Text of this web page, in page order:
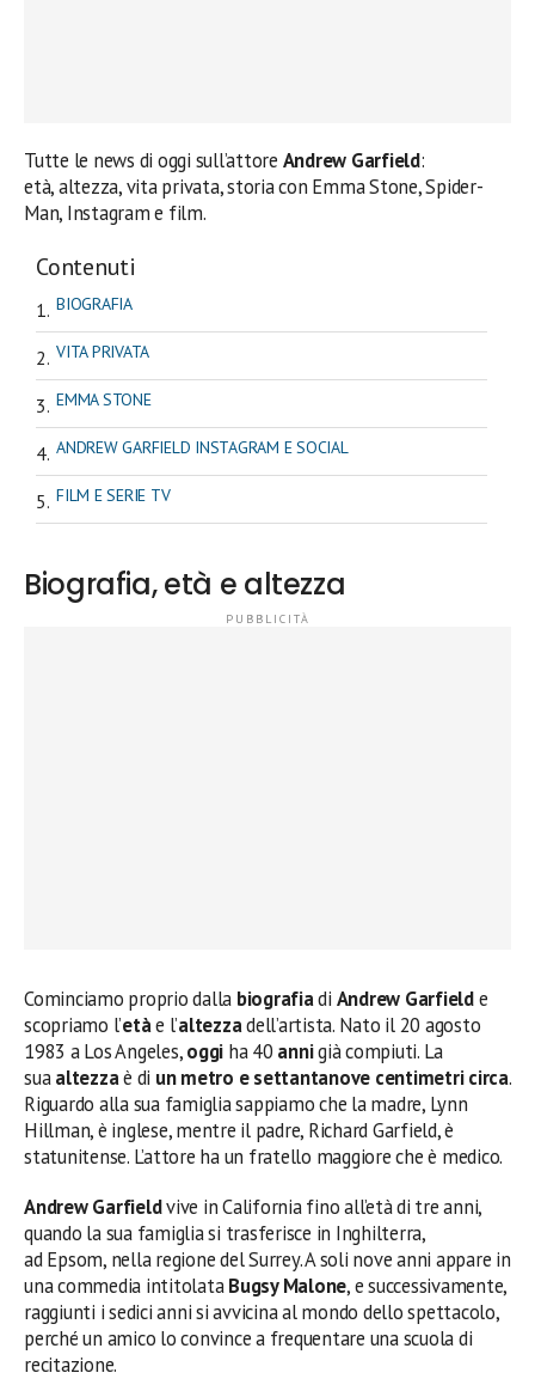
Tutte le news di oggi sull’attore Andrew Garfield:
età, altezza, vita privata, storia con Emma Stone, Spider-
Man, Instagram e film.
Contenuti
BIOGRAFIA
VITA PRIVATA
EMMA STONE
ANDREW GARFIELD INSTAGRAM E SOCIAL
FILM E SERIE TV
Biografia, età e altezza
Cominciamo proprio dalla biografiadi Andrew Garfielde
scopriamo l’etàe l’altezzadell’artista. Nato il 20 agosto
1983 a Los Angeles,oggi ha 40 annigià compiuti. La
suaaltezzaè di un metro e settantanove centimetri circa.
Riguardo alla sua famiglia sappiamo che la madre, Lynn
Hillman, è inglese, mentre il padre, Richard Garfield, è
statunitense. L’attore ha un fratello maggiore che è medico.
Andrew Garfieldvive in California fino all’età di tre anni,
quando la sua famiglia si trasferisce in Inghilterra,
ad Epsom, nella regione del Surrey. A soli nove anni appare in
una commedia intitolataBugsy Malone, e successivamente,
raggiunti i sedici anni si avvicina al mondo dello spettacolo,
perché un amico lo convince a frequentare una scuola di
recitazione.